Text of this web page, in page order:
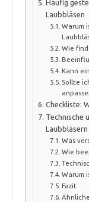
Häufig
Laubbläsen
Warum
Wie
Kann
Sollte
Checkliste:
Technische
Laubbläsern
Was
Wie
Warum
Fazit